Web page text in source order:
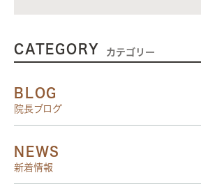
CATEGORY カテゴリー
BLOG
院長ブログ
NEWS
新着情報